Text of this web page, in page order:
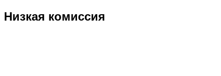
Низкая комиссия